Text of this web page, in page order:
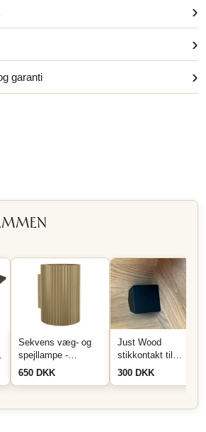
›
›
garanti ›
Sekvens væg- og
spejllampe -
Messing
650 DKK
Just Wood
stikkontakt til
montering i skuffe
300 DKK